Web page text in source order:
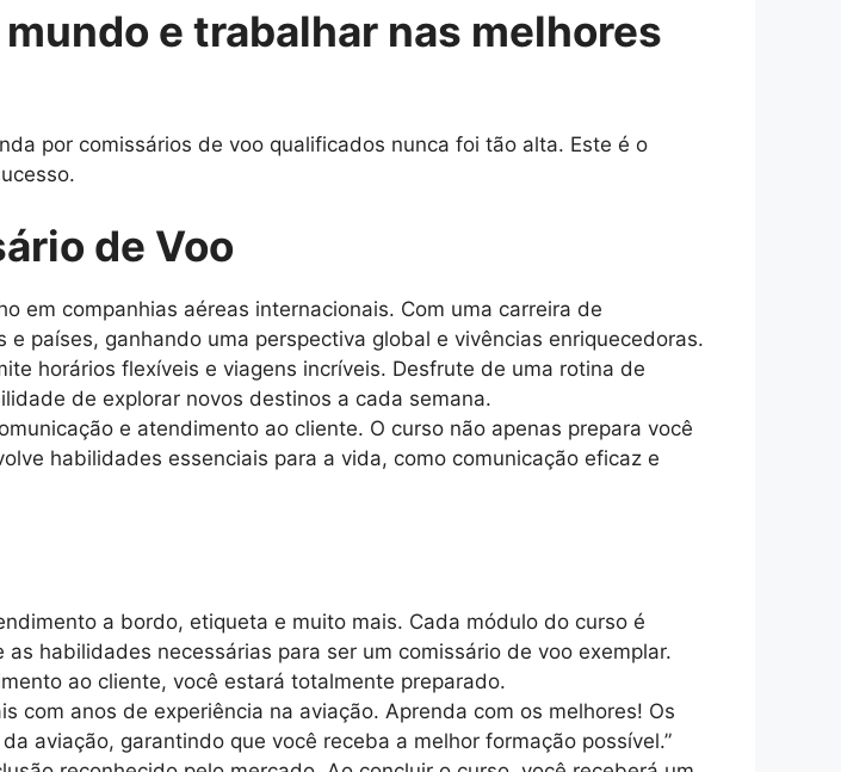
e trabalhar nas melhores
por comissários de voo qualificados nunca foi tão alta. Este é o
de Voo
em companhias aéreas internacionais. Com uma carreira de
países, ganhando uma perspectiva global e vivências enriquecedoras.
horários flexíveis e viagens incríveis. Desfrute de uma rotina de
de explorar novos destinos a cada semana.
e atendimento ao cliente. O curso não apenas prepara você
habilidades essenciais para a vida, como comunicação eficaz e
a bordo, etiqueta e muito mais. Cada módulo do curso é
habilidades necessárias para ser um comissário de voo exemplar.
ao cliente, você estará totalmente preparado.
com anos de experiência na aviação. Aprenda com os melhores! Os
aviação, garantindo que você receba a melhor formação possível.”